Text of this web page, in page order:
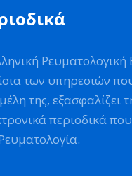
Ρευματολογική
των υπηρεσιών
της, εξασφαλίζει
περιοδικά